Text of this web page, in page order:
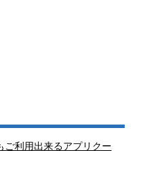
ご利用出来るアプリクー